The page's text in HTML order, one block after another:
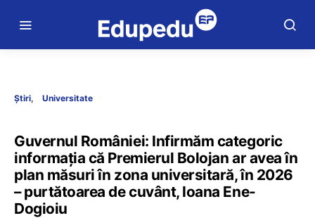
Știri Universitate
Guvernul României: Infirmăm categoric
informația că Premierul Bolojan ar avea în
plan măsuri în zona universitară, în 2026
– purtătoarea de cuvânt, Ioana Ene-
Dogioiu